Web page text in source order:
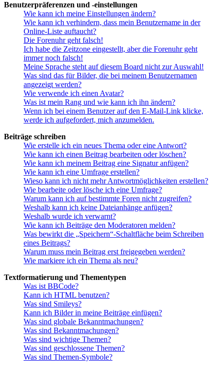
Benutzerpräferenzen und -einstellungen
Wie kann ich meine Einstellungen ändern?
Wie kann ich verhindern, dass mein Benutzername in der
Online-Liste auftaucht?
Die Forenuhr geht falsch!
Ich habe die Zeitzone eingestellt, aber die Forenuhr geht
immer noch falsch!
Meine Sprache steht auf diesem Board nicht zur Auswahl!
Was sind das für Bilder, die bei meinem Benutzernamen
angezeigt werden?
Wie verwende ich einen Avatar?
Was ist mein Rang und wie kann ich ihn ändern?
Wenn ich bei einem Benutzer auf den E-Mail-Link klicke,
werde ich aufgefordert, mich anzumelden.
Beiträge schreiben
Wie erstelle ich ein neues Thema oder eine Antwort?
Wie kann ich einen Beitrag bearbeiten oder löschen?
Wie kann ich meinem Beitrag eine Signatur anfügen?
Wie kann ich eine Umfrage erstellen?
Wieso kann ich nicht mehr Antwortmöglichkeiten erstellen?
Wie bearbeite oder lösche ich eine Umfrage?
Warum kann ich auf bestimmte Foren nicht zugreifen?
Weshalb kann ich keine Dateianhänge anfügen?
Weshalb wurde ich verwarnt?
Wie kann ich Beiträge den Moderatoren melden?
Was bewirkt die „Speichern“-Schaltfläche beim Schreiben
eines Beitrags?
Warum muss mein Beitrag erst freigegeben werden?
Wie markiere ich ein Thema als neu?
Textformatierung und Thementypen
Was ist BBCode?
Kann ich HTML benutzen?
Was sind Smileys?
Kann ich Bilder in meine Beiträge einfügen?
Was sind globale Bekanntmachungen?
Was sind Bekanntmachungen?
Was sind wichtige Themen?
Was sind geschlossene Themen?
Was sind Themen-Symbole?